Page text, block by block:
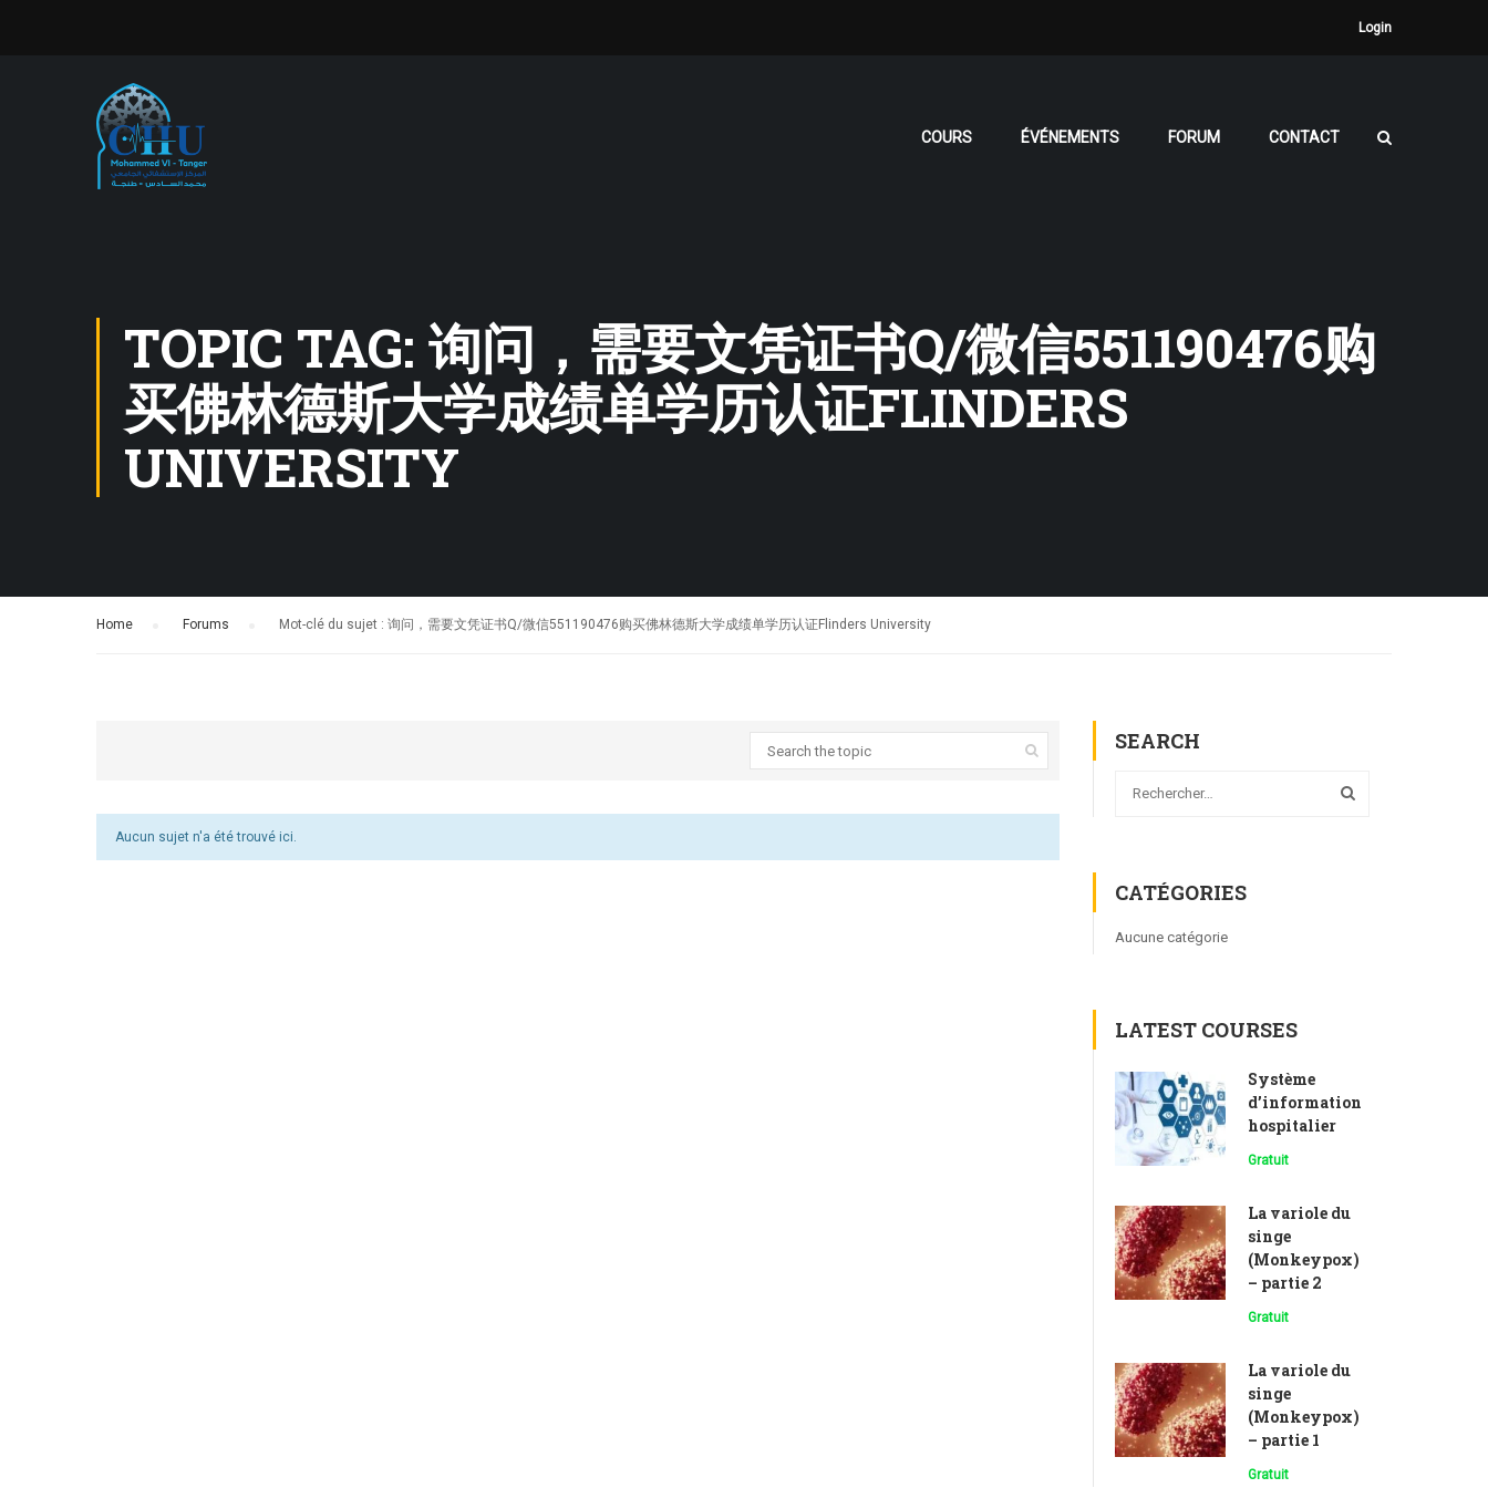
Login
COURS ÉVÉNEMENTS FORUM CONTACT
TOPIC TAG: 询问，需要文凭证书Q/微信551190476购
买佛林德斯大学成绩单学历认证FLINDERS
UNIVERSITY
Home Forums Mot-clé du sujet : 询问，需要文凭证书Q/微信551190476购买佛林德斯大学成绩单学历认证Flinders University
Aucun sujet n'a été trouvé ici.
SEARCH
CATÉGORIES
Aucune catégorie
LATEST COURSES
Système
d’information
hospitalier
Gratuit
La variole du
singe
(Monkeypox)
– partie 2
Gratuit
La variole du
singe
(Monkeypox)
– partie 1
Gratuit